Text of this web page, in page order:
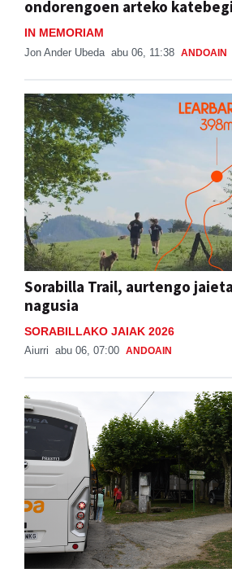
ondorengoen arteko
IN MEMORIAM
Jon Ander Ubeda abu 06, 11:38 ANDOAIN
Sorabilla Trail, aurtengo
nagusia
SORABILLAKO JAIAK 2026
Aiurri abu 06, 07:00 ANDOAIN